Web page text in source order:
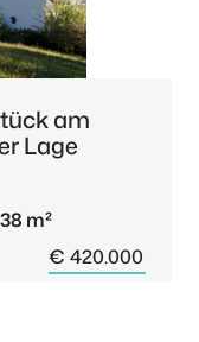
am
Lage
m²
€ 420.000